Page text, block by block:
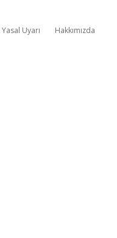
Yasal Uyarı Hakkımızda